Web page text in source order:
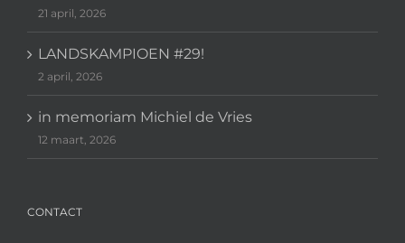
21 april, 2026
LANDSKAMPIOEN #29!
2 april, 2026
in memoriam Michiel de Vries
12 maart, 2026
CONTACT